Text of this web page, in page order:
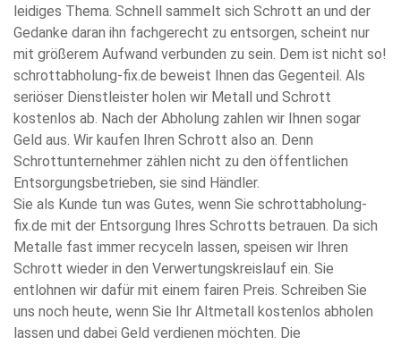
leidiges Thema. Schnell sammelt sich Schrott an und der
Gedanke daran ihn fachgerecht zu entsorgen, scheint nur
mit größerem Aufwand verbunden zu sein. Dem ist nicht so!
schrottabholung-fix.de beweist Ihnen das Gegenteil. Als
seriöser Dienstleister holen wir Metall und Schrott
kostenlos ab. Nach der Abholung zahlen wir Ihnen sogar
Geld aus. Wir kaufen Ihren Schrott also an. Denn
Schrottunternehmer zählen nicht zu den öffentlichen
Entsorgungsbetrieben, sie sind Händler.
Sie als Kunde tun was Gutes, wenn Sie schrottabholung-
fix.de mit der Entsorgung Ihres Schrotts betrauen. Da sich
Metalle fast immer recyceln lassen, speisen wir Ihren
Schrott wieder in den Verwertungskreislauf ein. Sie
entlohnen wir dafür mit einem fairen Preis. Schreiben Sie
uns noch heute, wenn Sie Ihr Altmetall kostenlos abholen
lassen und dabei Geld verdienen möchten. Die